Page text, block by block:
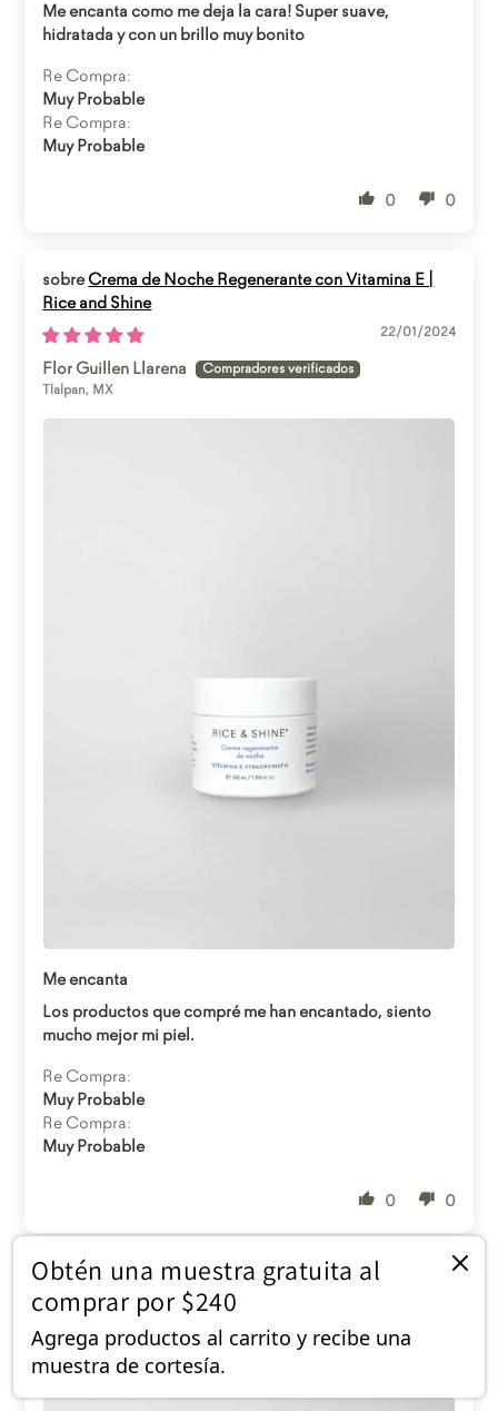
Me encanta como me deja la cara! Super suave,
hidratada y con un brillo muy bonito
Re Compra:
Muy Probable
Re Compra:
Muy Probable
0 0
Crema de Noche Regenerante con Vitamina E |
Rice and Shine
22/01/2024
Flor Guillen Llarena
Tlalpan, MX
Me encanta
Los productos que compré me han encantado, siento
mucho mejor mi piel.
Re Compra:
Muy Probable
Re Compra:
Muy Probable
0 0
Bálsamo de Labios
Berenice Ensuastegui
Cuautitlán Izcalli, MX
Obtén una muestra gratuita al
comprar por $240
Agrega productos al carrito y recibe una
muestra de cortesía.